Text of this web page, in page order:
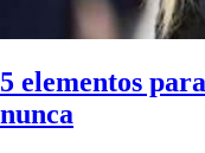
5 elementos
nunca